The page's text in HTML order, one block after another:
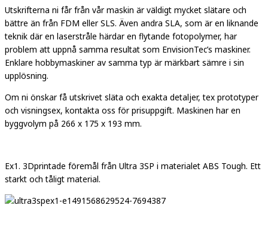
Utskrifterna ni får från vår maskin är väldigt mycket slätare och
bättre än från FDM eller SLS. Även andra SLA, som är en liknande
teknik där en laserstråle härdar en flytande fotopolymer, har
problem att uppnå samma resultat som EnvisionTec’s maskiner.
Enklare hobbymaskiner av samma typ är märkbart sämre i sin
upplösning.
Om ni önskar få utskrivet släta och exakta detaljer, tex prototyper
och visningsex, kontakta oss för prisuppgift. Maskinen har en
byggvolym på 266 x 175 x 193 mm.
Ex1. 3Dprintade föremål från Ultra 3SP i materialet ABS Tough. Ett
starkt och tåligt material.